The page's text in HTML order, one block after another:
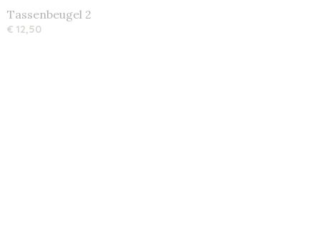
Tassenbeugel 2
€ 12,50